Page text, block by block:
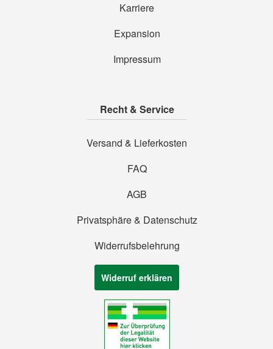
Karriere
Expansion
Impressum
Recht & Service
Versand & Lieferkosten
FAQ
AGB
Privatsphäre & Datenschutz
Widerrufsbelehrung
Widerruf erklären